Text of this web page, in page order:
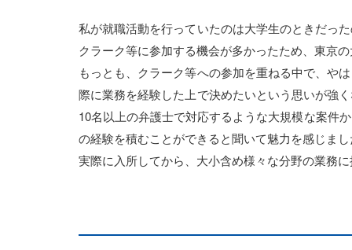
私が就職活動を行っていたのは大学生のときだっ
クラーク等に参加する機会が多かったため、東京
もっとも、クラーク等への参加を重ねる中で、や
際に業務を経験した上で決めたいという思いが強
10名以上の弁護士で対応するような大規模な案件
の経験を積むことができると聞いて魅力を感じま
実際に入所してから、大小含め様々な分野の業務